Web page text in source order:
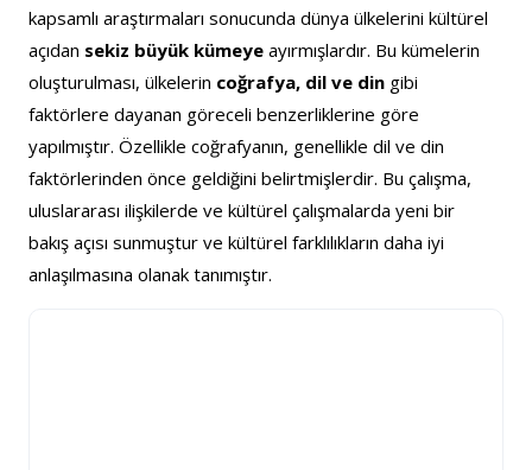
kapsamlı araştırmaları sonucunda dünya ülkelerini kültürel
açıdan sekiz büyük kümeye ayırmışlardır. Bu kümelerin
oluşturulması, ülkelerin coğrafya, dil ve din gibi
faktörlere dayanan göreceli benzerliklerine göre
yapılmıştır. Özellikle coğrafyanın, genellikle dil ve din
faktörlerinden önce geldiğini belirtmişlerdir. Bu çalışma,
uluslararası ilişkilerde ve kültürel çalışmalarda yeni bir
bakış açısı sunmuştur ve kültürel farklılıkların daha iyi
anlaşılmasına olanak tanımıştır.